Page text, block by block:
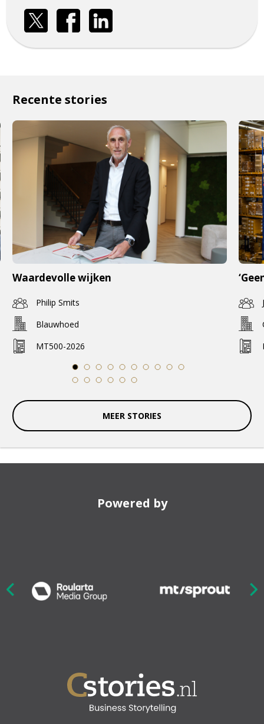
Recente stories
Waardevolle wijken
Philip Smits
Blauwhoed
MT500-2026
1
2 3 4 5 6 7 8 9
10
11 12 13 14 15 16
MEER STORIES
Powered by